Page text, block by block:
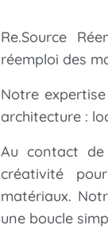
Re.Source
réemploi des
Notre
architecture :
Au contact
créativité
matériaux.
une boucle